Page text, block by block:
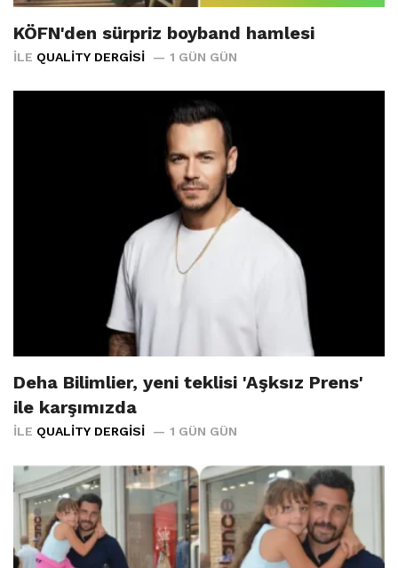
KÖFN'den sürpriz boyband hamlesi
İLE QUALITY DERGISI 1 GÜN GÜN
Deha Bilimlier, yeni teklisi 'Aşksız Prens'
ile karşımızda
İLE QUALITY DERGISI 1 GÜN GÜN